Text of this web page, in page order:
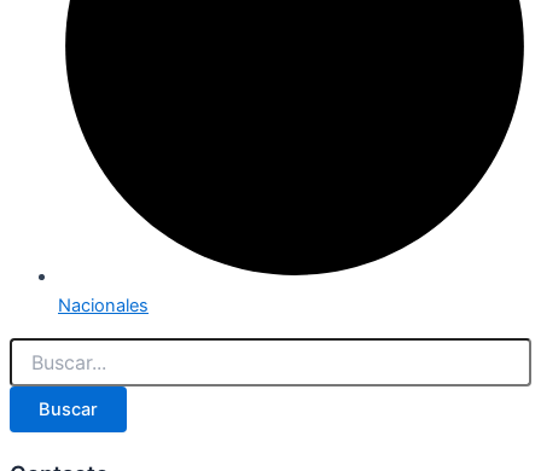
Nacionales
Buscar